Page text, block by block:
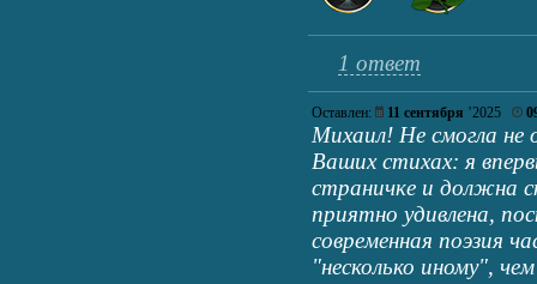
1 ответ
Оставлен: 11 сентября ’2025
Михаил! Не смогла не
Ваших стихах: я
страничке и должна
приятно удивлена,
современная поэзия
"несколько иному",